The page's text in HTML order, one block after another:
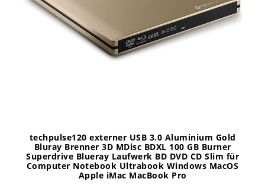
techpulse120 externer USB 3.0 Aluminium Gold
Bluray Brenner 3D MDisc BDXL 100 GB Burner
Superdrive Blueray Laufwerk BD DVD CD Slim für
Computer Notebook Ultrabook Windows MacOS
Apple iMac MacBook Pro